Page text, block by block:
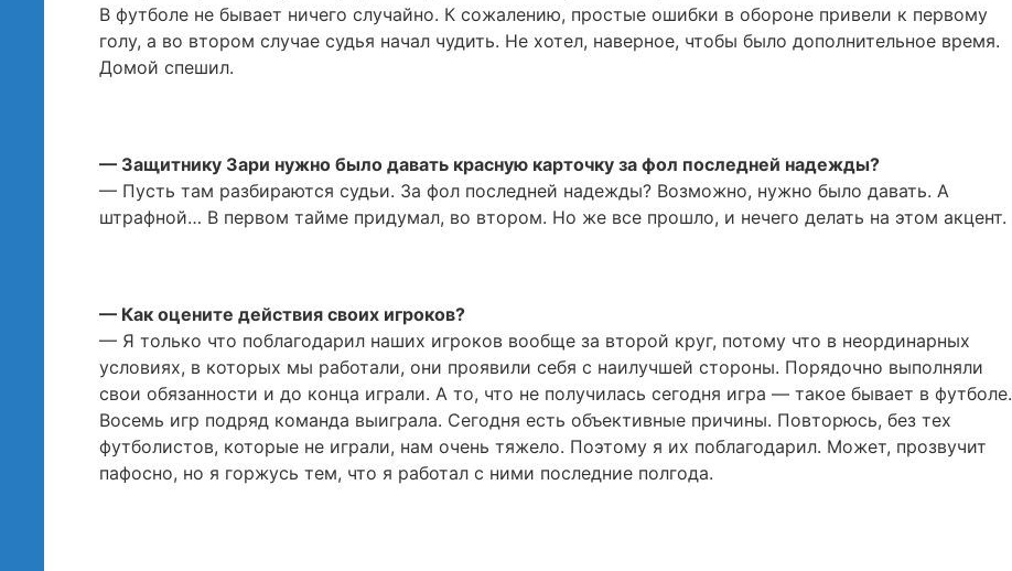
В футболе не бывает ничего случайно. К сожалению, простые ошибки в обороне привели к первому
голу, а во втором случае судья начал чудить. Не хотел, наверное, чтобы было дополнительное время.
Домой спешил.
— Защитнику Зари нужно было давать красную карточку за фол последней надежды?
— Пусть там разбираются судьи. За фол последней надежды? Возможно, нужно было давать. А
штрафной… В первом тайме придумал, во втором. Но же все прошло, и нечего делать на этом акцент.
— Как оцените действия своих игроков?
— Я только что поблагодарил наших игроков вообще за второй круг, потому что в неординарных
условиях, в которых мы работали, они проявили себя с наилучшей стороны. Порядочно выполняли
свои обязанности и до конца играли. А то, что не получилась сегодня игра — такое бывает в футболе.
Восемь игр подряд команда выиграла. Сегодня есть объективные причины. Повторюсь, без тех
футболистов, которые не играли, нам очень тяжело. Поэтому я их поблагодарил. Может, прозвучит
пафосно, но я горжусь тем, что я работал с ними последние полгода.